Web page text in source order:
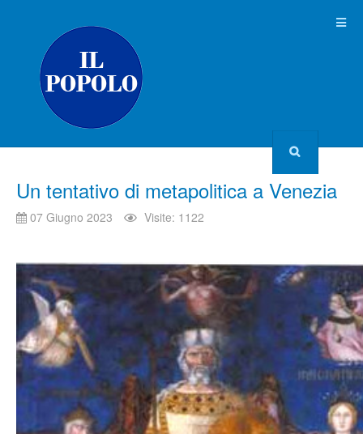
Un tentativo di metapolitica a Venezia
07 Giugno 2023 Visite: 1122